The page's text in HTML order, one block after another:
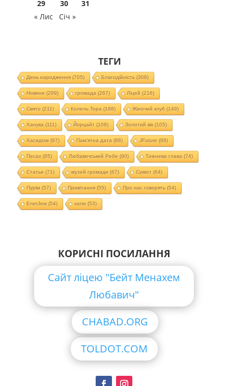
29
30
31
« Лис
Січ »
ТЕГИ
День народження(705) Благодійність (308)
Новини (299) громада (267) Ліцей (216)
Свято (211) Колель Тора (188) Жіночий клуб (149)
Ханука (111) Йорцайт (108) Золотий вік(105)
Хасидізм (97) Пам'ятна дата (88) JFuture (88)
Песах(85) Любавичський Ребе (80) Тижнева глава (74)
Статьи (71) музей громади (67) Суккот (64)
Пурім (57) Привітання(55) Про нас говорять (54)
EnerJew(54) хали (53)
КОРИСНІ ПОСИЛАННЯ
Сайт ліцею "Бейт Менахем
Любавич"
CHABAD.ORG
TOLDOT.COM